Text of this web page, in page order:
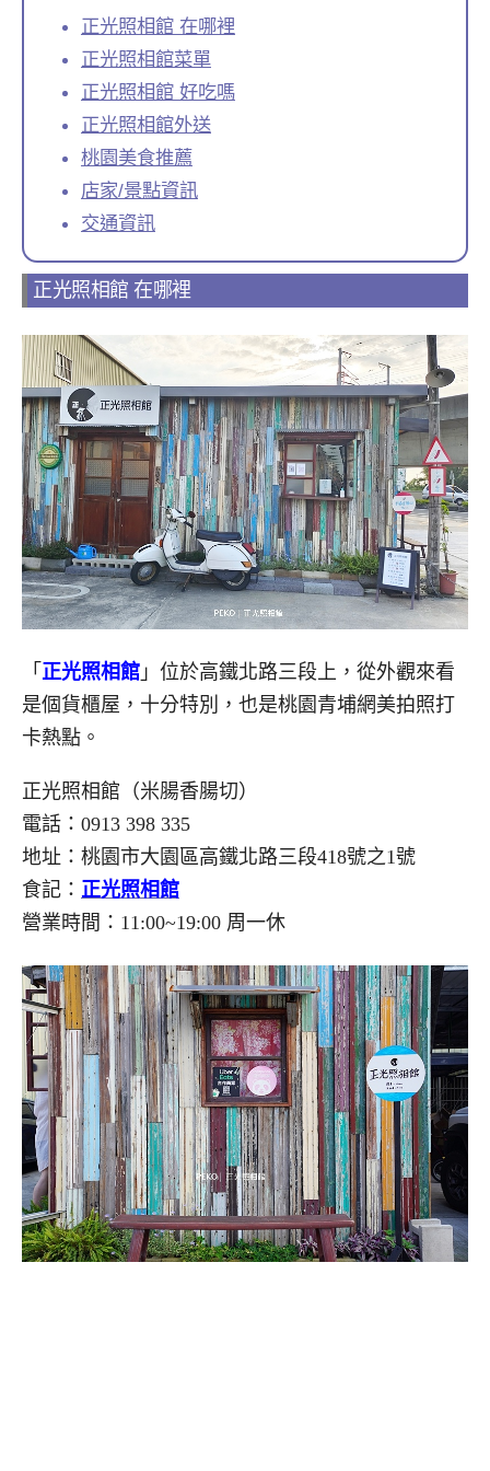
正光照相館 在哪裡
正光照相館菜單
正光照相館 好吃嗎
正光照相館外送
桃園美食推薦
店家/景點資訊
交通資訊
正光照相館 在哪裡
「 正光照相館 」位於高鐵北路三段上，從外觀來看
是個貨櫃屋，十分特別，也是桃園青埔網美拍照打
卡熱點。
正光照相館（米腸香腸切）
電話：0913 398 335
地址：桃園市大園區高鐵北路三段418號之1號
食記： 正光照相館
營業時間：11:00~19:00 周一休